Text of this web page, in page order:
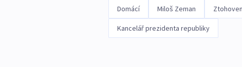
Domácí Miloš Zeman Ztohoven
Kancelář prezidenta republiky